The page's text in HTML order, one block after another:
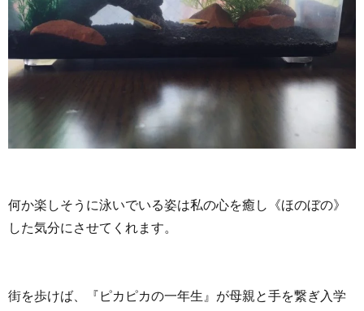
何か楽しそうに泳いでいる姿は私の心を癒し《ほのぼの》
した気分にさせてくれます。
街を歩けば、『ピカピカの一年生』が母親と手を繋ぎ入学